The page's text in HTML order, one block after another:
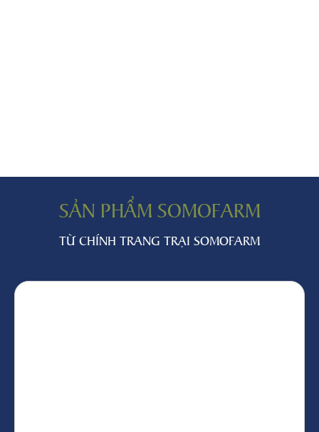
SẢN PHẨM SOMOFARM
TỪ CHÍNH TRANG TRẠI SOMOFARM